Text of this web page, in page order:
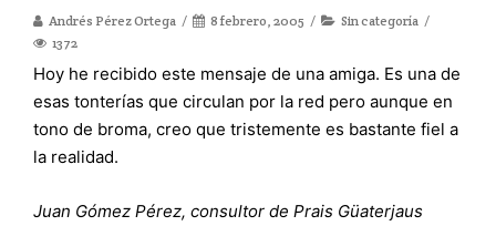
Andrés Pérez Ortega 8 febrero, 2005
Sin categoría
1372
Hoy he recibido este mensaje de una amiga. Es una de
esas tonterías que circulan por la red pero aunque en
tono de broma, creo que tristemente es bastante fiel a
la realidad.
Juan Gómez Pérez, consultor de Prais Güaterjaus